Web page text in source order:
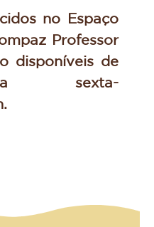
no Espaço
Professor
disponíveis de
sexta-